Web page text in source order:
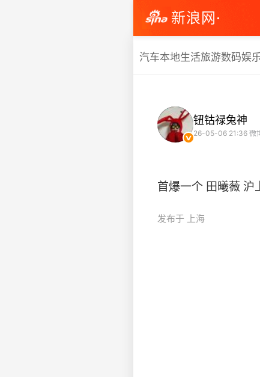
新浪网·
汽车本地生活旅游数码娱
钮钴禄兔神
26-05-06 21:36 微
首爆一个 田曦薇 沪
发布于 上海